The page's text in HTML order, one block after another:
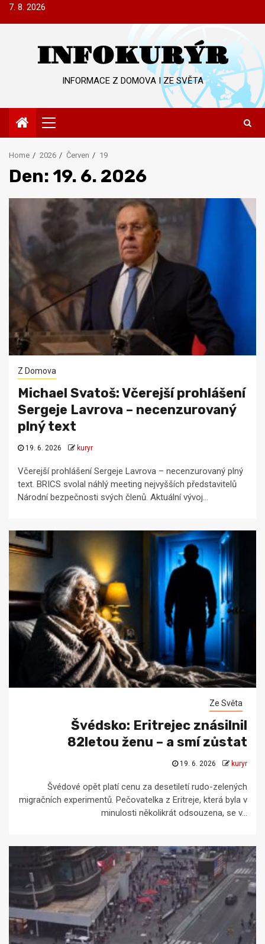
Skip7. 8. 2026
INFOKURÝR
INFORMACE Z DOMOVA I ZE SVĚTA
Primary
Menu
Home 2026 Červen 19
Den: 19. 6. 2026
Z Domova
Michael Svatoš: Včerejší prohlášení
Sergeje Lavrova – necenzurovaný
plný text
19. 6. 2026 kuryr
Včerejší prohlášení Sergeje Lavrova – necenzurovaný plný
text. BRICS svolal náhlý meeting nejvyšších představitelů
Národní bezpečnosti svých členů. Aktuální vývoj...
Ze Světa
Švédsko: Eritrejec znásilnil
82letou ženu – a smí zůstat
19. 6. 2026 kuryr
Švédové opět platí cenu za desetiletí rudo-zelených
migračních experimentů. Pečovatelka z Eritreje, která byla v
minulosti několikrát odsouzena, se v...